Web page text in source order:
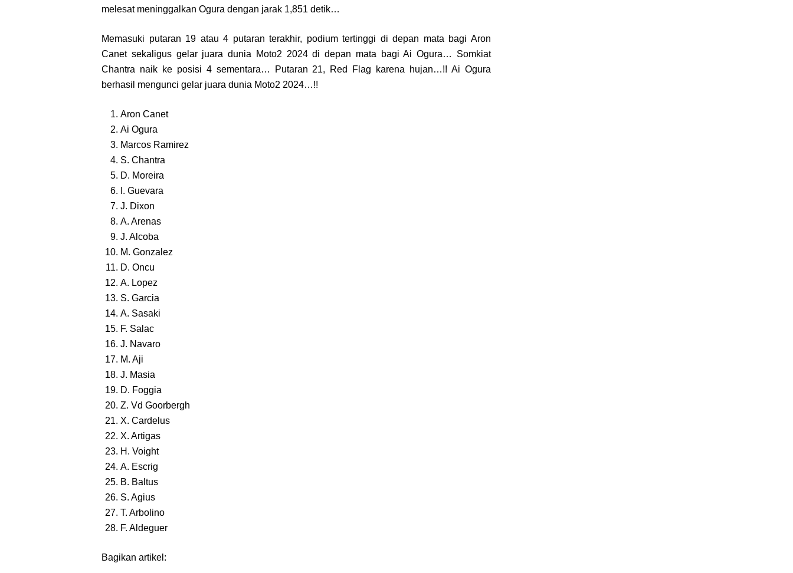
melesat meninggalkan Ogura dengan jarak 1,851 detik…
Memasuki putaran 19 atau 4 putaran terakhir, podium tertinggi di depan mata bagi Aron
Canet sekaligus gelar juara dunia Moto2 2024 di depan mata bagi Ai Ogura… Somkiat
Chantra naik ke posisi 4 sementara… Putaran 21, Red Flag karena hujan…!! Ai Ogura
berhasil mengunci gelar juara dunia Moto2 2024…!!
Aron Canet
Ai Ogura
Marcos Ramirez
S. Chantra
D. Moreira
I. Guevara
J. Dixon
A. Arenas
J. Alcoba
M. Gonzalez
D. Oncu
A. Lopez
S. Garcia
A. Sasaki
F. Salac
J. Navaro
M. Aji
J. Masia
D. Foggia
Z. Vd Goorbergh
X. Cardelus
X. Artigas
H. Voight
A. Escrig
B. Baltus
S. Agius
T. Arbolino
F. Aldeguer
Bagikan artikel: